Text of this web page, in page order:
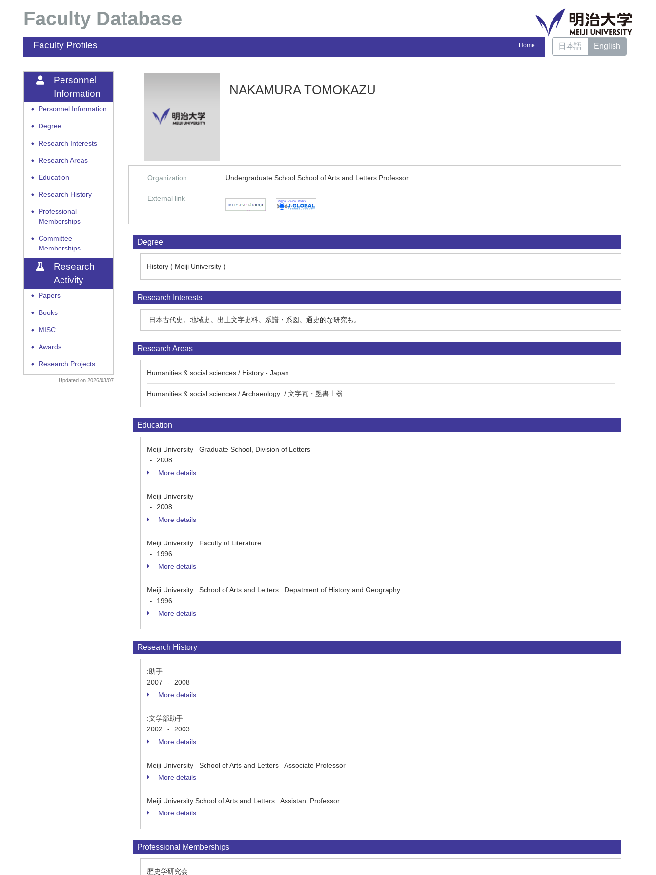
Faculty Database
Faculty Profiles Home 日本語 English
Personnel
Information
◆ Personnel Information
◆ Degree
◆ Research Interests
◆ Research Areas
◆ Education
◆ Research History
◆
Professional
Memberships
◆
Committee
Memberships
Research
Activity
◆ Papers
◆ Books
◆ MISC
◆ Awards
◆ Research Projects
Updated on 2026/03/07
NAKAMURA TOMOKAZU
Organization Undergraduate School School of Arts and Letters Professor
External link
Degree
History ( Meiji University )
Research Interests
日本古代史。地域史。出土文字史料。系譜・系図。通史的な研究も。
Research Areas
Humanities & social sciences / History - Japan
Humanities & social sciences / Archaeology / 文字瓦・墨書土器
Education
Meiji University Graduate School, Division of Letters
-
2008
More details
Meiji University
-
2008
More details
Meiji University Faculty of Literature
-
1996
More details
Meiji University School of Arts and Letters Depatment of History and Geography
-
1996
More details
Research History
:助手
2007
-
2008
More details
:文学部助手
2002
-
2003
More details
Meiji University School of Arts and Letters Associate Professor
More details
Meiji University School of Arts and Letters Assistant Professor
More details
Professional Memberships
歴史学研究会